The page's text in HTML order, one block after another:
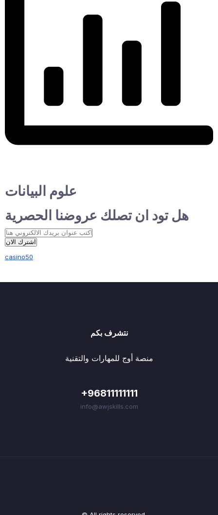
علوم البيانات
هل تود ان تصلك عروضنا الحصرية
اشترك الان
casino50
نتشرف بكم
منصة أوج للمهارات والتقنية
+96811111111
info@awjskills.com